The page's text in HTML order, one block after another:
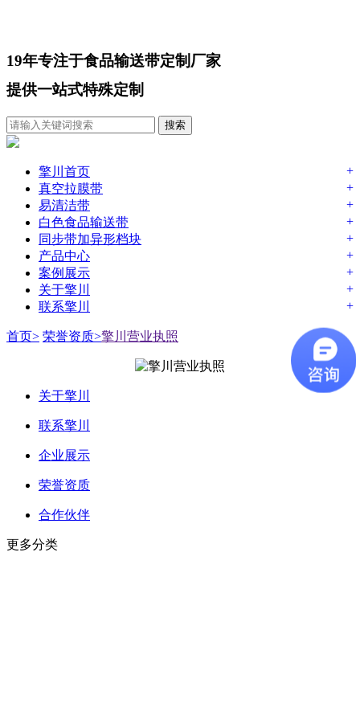
19年专注于食品输送带定制厂家
提供一站式特殊定制
擎川首页
+
真空拉膜带
+
易清洁带
+
白色食品输送带
+
同步带加异形档块
+
产品中心
+
案例展示
+
关于擎川
+
联系擎川
+
首页> 荣誉资质>擎川营业执照
关于擎川
联系擎川
企业展示
荣誉资质
合作伙伴
更多分类